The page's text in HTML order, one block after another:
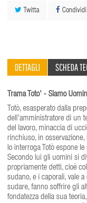
Twitta Condividi
DETTAGLI SCHEDA
Trama Toto' - Siamo
Totò, esasperato dalla
dell'amministratore di un
del lavoro, minaccia di
rinchiuso, in
lo interroga Totò espone
Secondo lui gli uomini si
propriamente detti, cioè
sudano, e i caporali, vale
sudare, fanno soffrire gli
fondatezza della sua